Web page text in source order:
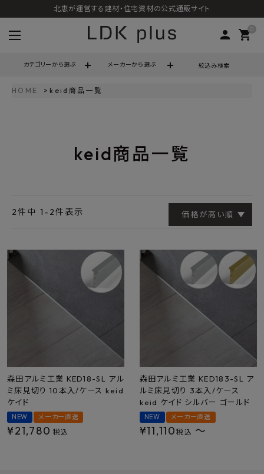
北恵が運営する建材・住宅資材の公式通販サイト
person 0
shopping_cart
カテゴリーから選ぶ メーカーから選ぶ 絞込み検索
営業時間 - 10:00～17:00（定休日 - 土日祝）
最近チェックした商品
FAX注文はこちらから
メーカーから選ぶ
ご利用ガイド
よくあるご質問
HOME keid商品一覧
keid商品一覧
価格が高い順
2件中 1 - 2件表示
森田アルミ工業 KED18-SL アル
ミ床見切り 10本入/ケース keid
ケイド
NEW メーカー直送
¥21,780 税込
森田アルミ工業 KED183-SL ア
ルミ床見切り 3本入/ケース
keid ケイド シルバー ゴールド
NEW メーカー直送
¥11,110税込 〜